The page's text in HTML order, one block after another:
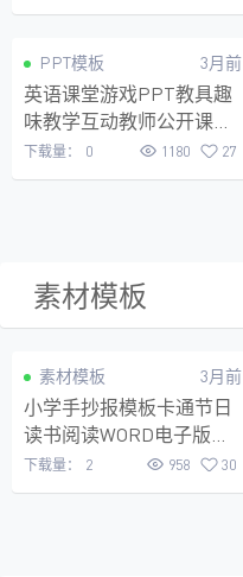
VIP
PPT模板 3月前
英语课堂游戏PPT教具趣
味教学互动教师公开课单
词造句小游戏课件
下载量： 0 1180 27
素材模板
免费
素材模板 3月前
小学手抄报模板卡通节日
读书阅读WORD电子版彩
色黑白线稿教师家长幼儿
园中学
下载量： 2 958 30